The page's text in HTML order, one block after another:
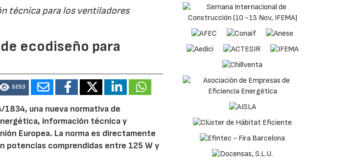
técnica para los ventiladores
ecodiseño para
5253
1834, una nueva normativa de
información técnica y
Europea. La norma es directamente
potencias comprendidas entre 125 W y